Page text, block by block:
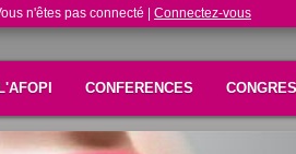
n'êtes pas connecté | Connectez-vous
L'AFOPI CONFERENCES CONGRES